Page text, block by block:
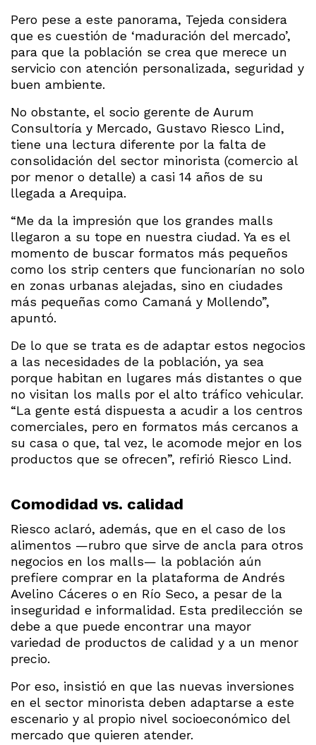
Pero pese a este panorama, Tejeda considera
que es cuestión de ‘maduración del mercado’,
para que la población se crea que merece un
servicio con atención personalizada, seguridad y
buen ambiente.
No obstante, el socio gerente de Aurum
Consultoría y Mercado, Gustavo Riesco Lind,
tiene una lectura diferente por la falta de
consolidación del sector minorista (comercio al
por menor o detalle) a casi 14 años de su
llegada a Arequipa.
“Me da la impresión que los grandes malls
llegaron a su tope en nuestra ciudad. Ya es el
momento de buscar formatos más pequeños
como los strip centers que funcionarían no solo
en zonas urbanas alejadas, sino en ciudades
más pequeñas como Camaná y Mollendo”,
apuntó.
De lo que se trata es de adaptar estos negocios
a las necesidades de la población, ya sea
porque habitan en lugares más distantes o que
no visitan los malls por el alto tráfico vehicular.
“La gente está dispuesta a acudir a los centros
comerciales, pero en formatos más cercanos a
su casa o que, tal vez, le acomode mejor en los
productos que se ofrecen”, refirió Riesco Lind.
Comodidad vs. calidad
Riesco aclaró, además, que en el caso de los
alimentos —rubro que sirve de ancla para otros
negocios en los malls— la población aún
prefiere comprar en la plataforma de Andrés
Avelino Cáceres o en Río Seco, a pesar de la
inseguridad e informalidad. Esta predilección se
debe a que puede encontrar una mayor
variedad de productos de calidad y a un menor
precio.
Por eso, insistió en que las nuevas inversiones
en el sector minorista deben adaptarse a este
escenario y al propio nivel socioeconómico del
mercado que quieren atender.